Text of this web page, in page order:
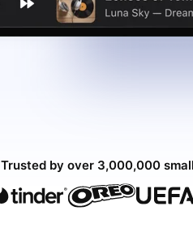
Trusted by over 3,000,000